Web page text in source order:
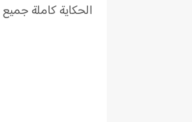
الحكاية كاملة